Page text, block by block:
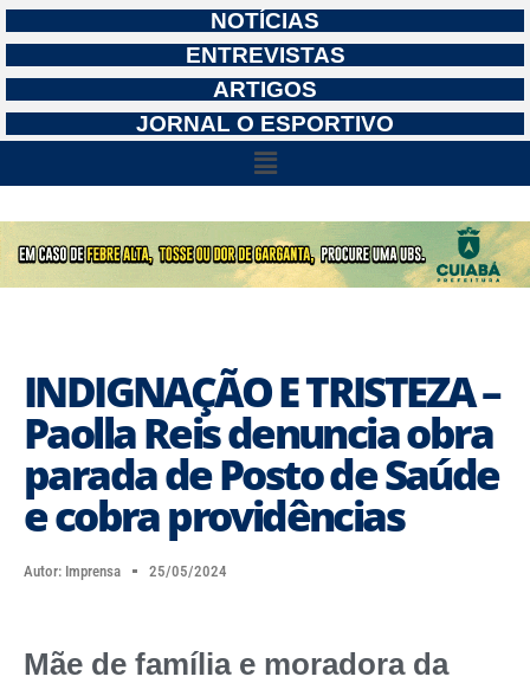
NOTÍCIAS
ENTREVISTAS
ARTIGOS
JORNAL O ESPORTIVO
INDIGNAÇÃO E TRISTEZA –
Paolla Reis denuncia obra
parada de Posto de Saúde
e cobra providências
Autor: Imprensa 25/05/2024
Mãe de família e moradora da